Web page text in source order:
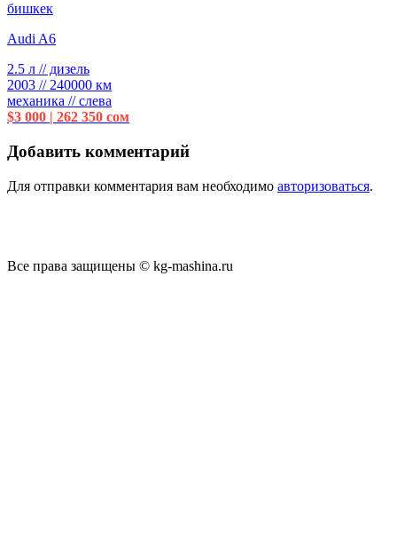
бишкек
Audi A6
2.5 л // дизель
2003 // 240000 км
механика // слева
$3 000 | 262 350 сом
Добавить комментарий
Для отправки комментария вам необходимо авторизоваться.
Все права защищены © kg-mashina.ru